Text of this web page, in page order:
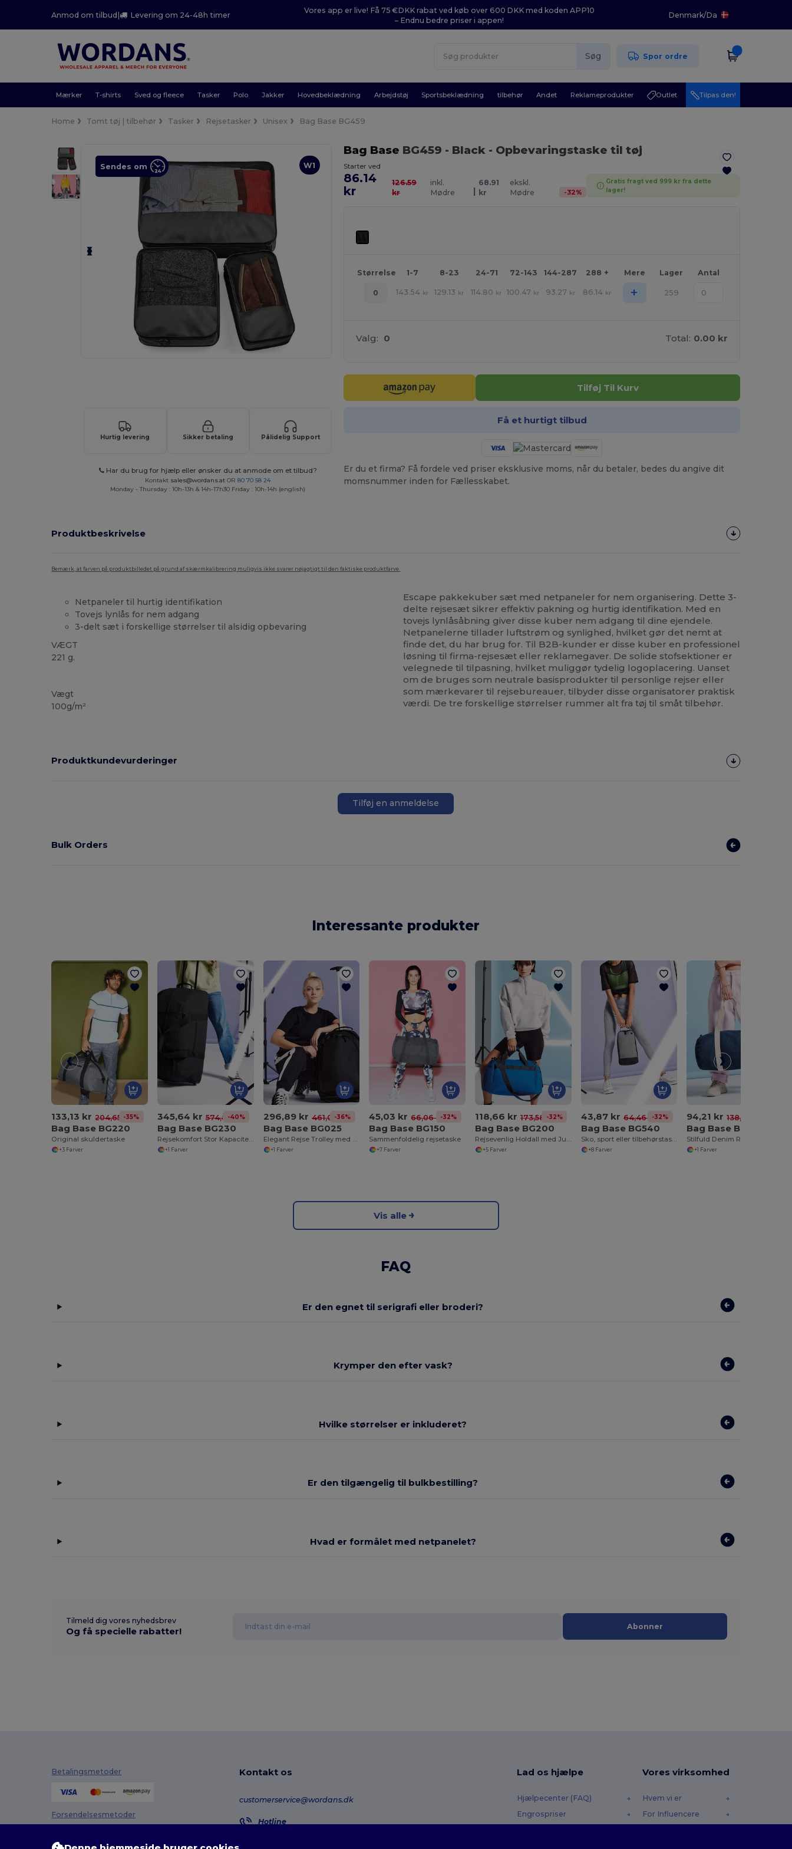
Anmod om tilbud| Levering om 24-48h timer
Vores app er live! Få 75 €DKK rabat ved køb over 600 DKK med koden APP10
– Endnu bedre priser i appen!
Denmark/Da
Søg Spor ordre
Mærker T-shirts Sved og fleece Tasker Polo Jakker Hovedbeklædning Arbejdstøj Sportsbeklædning tilbehør Andet Reklameprodukter Outlet Tilpas den!
Home Tomt tøj | tilbehør Tasker Rejsetasker Unisex Bag Base BG459
W1
Sendes om
Hurtig levering Sikker betaling Pålidelig Support
Har du brug for hjælp eller ønsker du at anmode om et tilbud?
Kontakt sales@wordans.at OR80 70 58 24
Monday - Thursday : 10h-13h & 14h-17h30 Friday : 10h-14h (english)
Bag Base BG459 - Black- Opbevaringstaske til tøj
Starter ved
86.14
kr
126.59
kr
inkl.
Mødre
|
68.91
kr
ekskl.
Mødre
-32%
Gratis fragt ved 999 kr fra dette
lager!
Størrelse 1-7 8-23 24-71 72-143 144-287 288 + Mere Lager Antal
0 143.54 kr 129.13 kr 114.80 kr 100.47 kr 93.27 kr 86.14 kr + 259
Valg: 0 Total: 0.00 kr
Tilføj Til Kurv
Få et hurtigt tilbud
Er du et firma? Få fordele ved priser eksklusive moms, når du betaler, bedes du angive dit
momsnummer inden for Fællesskabet.
Produktbeskrivelse
Bemærk, at farven på produktbilledet på grund af skærmkalibrering muligvis ikke svarer nøjagtigt til den faktiske produktfarve.
Netpaneler til hurtig identifikation
Tovejs lynlås for nem adgang
3-delt sæt i forskellige størrelser til alsidig opbevaring
VÆGT
221 g.
Vægt
100g/m²
Escape pakkekuber sæt med netpaneler for nem organisering. Dette 3-
delte rejsesæt sikrer effektiv pakning og hurtig identifikation. Med en
tovejs lynlåsåbning giver disse kuber nem adgang til dine ejendele.
Netpanelerne tillader luftstrøm og synlighed, hvilket gør det nemt at
finde det, du har brug for. Til B2B-kunder er disse kuber en professionel
løsning til firma-rejsesæt eller reklamegaver. De solide stofsektioner er
velegnede til tilpasning, hvilket muliggør tydelig logoplacering. Uanset
om de bruges som neutrale basisprodukter til personlige rejser eller
som mærkevarer til rejsebureauer, tilbyder disse organisatorer praktisk
værdi. De tre forskellige størrelser rummer alt fra tøj til småt tilbehør.
Produktkundevurderinger
Tilføj en anmeldelse
Bulk Orders
Interessante produkter
133,13 kr 204,65 kr-35%
Bag Base BG220
Original skuldertaske
+3 Farver
345,64 kr 574,87 kr
-40%
Bag Base BG230
Rejsekomfort Stor Kapacitet Trolley Taske
+1 Farver
296,89 kr 461,02 kr
-36%
Bag Base BG025
Elegant Rejse Trolley med Hjul og Håndtag
+1 Farver
45,03 kr 66,06 kr-32%
Bag Base BG150
Sammenfoldelig rejsetaske
+7 Farver
118,66 kr 173,58 kr-32%
Bag Base BG200
Rejsevenlig Holdall med Justerbar Skulderrem
+5 Farver
43,87 kr 64,46 kr-32%
Bag Base BG540
Sko, sport eller tilbehørstaske
+8 Farver
94,21 kr 138,52 kr
Bag Base BG646
+1 Farver
Vis alle
FAQ
Er den egnet til serigrafi eller broderi?
Krymper den efter vask?
Hvilke størrelser er inkluderet?
Er den tilgængelig til bulkbestilling?
Hvad er formålet med netpanelet?
Tilmeld dig vores nyhedsbrev
Og få specielle rabatter! Abonner
Betalingsmetoder
Forsendelsesmetoder
Kontakt os
customerservice@wordans.dk
Hotline
Lad os hjælpe
Hjælpecenter (FAQ)
Engrospriser
Vores virksomhed
Hvem vi er
For Influencere